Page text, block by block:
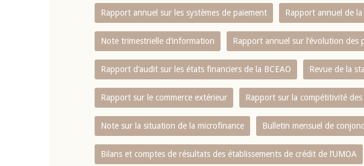
Rapport annuel sur les systèmes de paiement Rapport annuel de la
Note trimestrielle d‘information Rapport annuel sur l‘évolution des
Rapport d‘audit sur les états financiers de la BCEAO Revue de la
Rapport sur le commerce extérieur Rapport sur la compétitivité des
Note sur la situation de la microfinance Bulletin mensuel de
Bilans et comptes de résultats des établissements de crédit de l‘UMOA